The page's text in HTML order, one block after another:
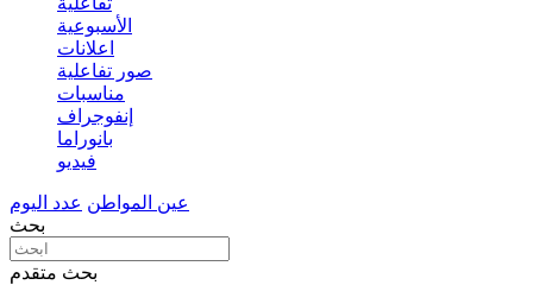
الأسبوعية
اعلانات
صور تفاعلية
مناسبات
إنفوجراف
بانوراما
فيديو
عين المواطن عدد اليوم
بحث
بحث متقدم